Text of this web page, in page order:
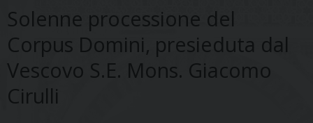
Solenne processione del
Corpus Domini, presieduta dal
Vescovo S.E. Mons. Giacomo
Cirulli